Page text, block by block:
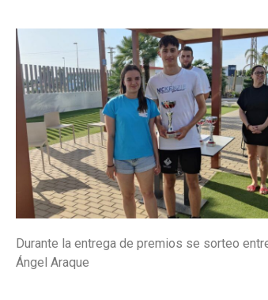
Durante la entrega de premios se sorteo
Ángel Araque